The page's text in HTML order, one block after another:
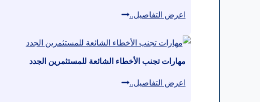
محفظة
اعرض التفاصيل..دورة
في
صناديق
كيفية
مهارات تجنب الأخطاء الشائعة للمستثمرين الجدد
اعرض التفاصيل..مهارات